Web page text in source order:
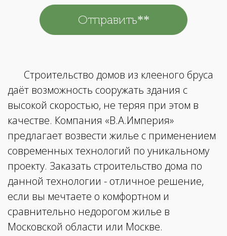
Строительство домов из клееного бруса
даёт возможность сооружать здания с
высокой скоростью, не теряя при этом в
качестве. Компания «В.А.Империя»
предлагает возвести жилье с применением
современных технологий по уникальному
проекту. Заказать строительство дома по
данной технологии - отличное решение,
если вы мечтаете о комфортном и
сравнительно недорогом жилье в
Московской области или Москве.